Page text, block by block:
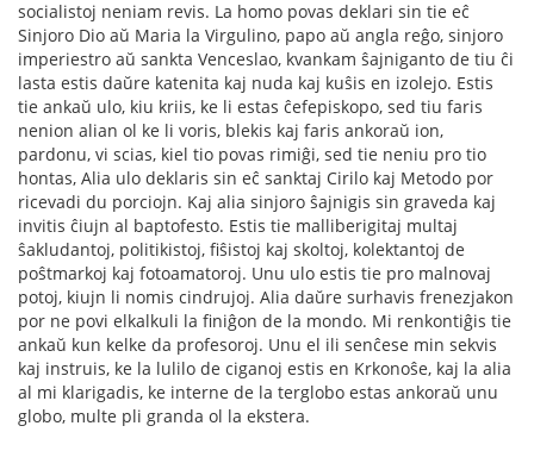
socialistoj neniam revis. La homo povas deklari sin tie eĉ
Sinjoro Dio aŭ Maria la Virgulino, papo aŭ angla reĝo, sinjoro
imperiestro aŭ sankta Venceslao, kvankam ŝajniganto de tiu ĉi
lasta estis daŭre katenita kaj nuda kaj kuŝis en izolejo. Estis
tie ankaŭ ulo, kiu kriis, ke li estas ĉefepiskopo, sed tiu faris
nenion alian ol ke li voris, blekis kaj faris ankoraŭ ion,
pardonu, vi scias, kiel tio povas rimiĝi, sed tie neniu pro tio
hontas, Alia ulo deklaris sin eĉ sanktaj Cirilo kaj Metodo por
ricevadi du porciojn. Kaj alia sinjoro ŝajnigis sin graveda kaj
invitis ĉiujn al baptofesto. Estis tie malliberigitaj multaj
ŝakludantoj, politikistoj, ﬁŝistoj kaj skoltoj, kolektantoj de
poŝtmarkoj kaj fotoamatoroj. Unu ulo estis tie pro malnovaj
potoj, kiujn li nomis cindrujoj. Alia daŭre surhavis frenezjakon
por ne povi elkalkuli la ﬁniĝon de la mondo. Mi renkontiĝis tie
ankaŭ kun kelke da profesoroj. Unu el ili senĉese min sekvis
kaj instruis, ke la lulilo de ciganoj estis en Krkonoŝe, kaj la alia
al mi klarigadis, ke interne de la terglobo estas ankoraŭ unu
globo, multe pli granda ol la ekstera.